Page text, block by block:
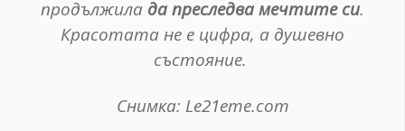
продължила да преследва мечтите си.
Красотата не е цифра, а душевно
състояние.
Снимка: Le21eme.com